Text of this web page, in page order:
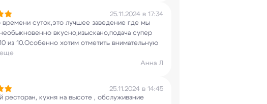
25.11.2024 в 17:34
суток,это лучшее заведение где мы
вкусно,изыскано,подача супер
из 10.Особенно хотим отметить внимательную
еще
Анна Л
25.11.2024 в 14:45
ресторан, кухня на высоте , обслуживание